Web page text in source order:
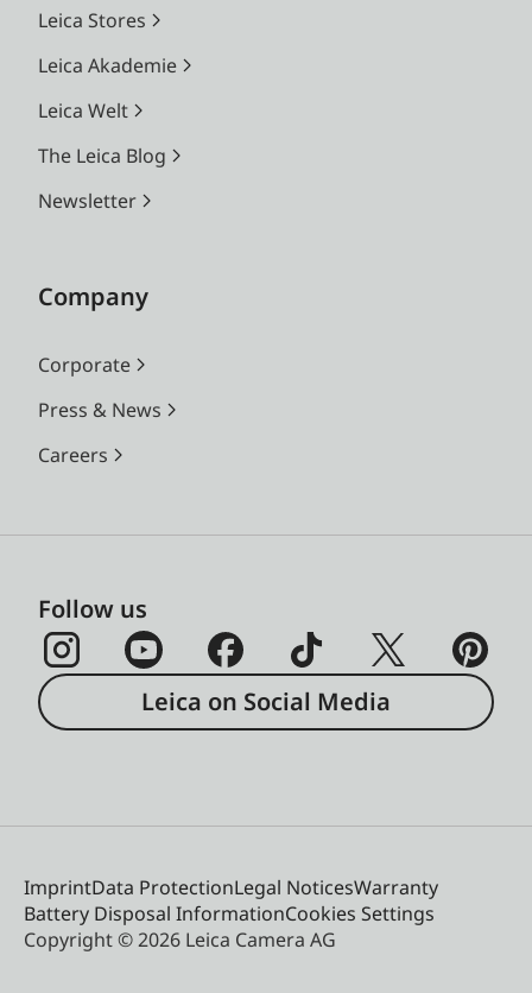
Leica Stores
Leica Akademie
Leica Welt
The Leica Blog
Newsletter
Company
Corporate
Press & News
Careers
Follow us
Leica on Social Media
ImprintData ProtectionLegal NoticesWarranty
Battery Disposal InformationCookies Settings
Copyright © 2026 Leica Camera AG